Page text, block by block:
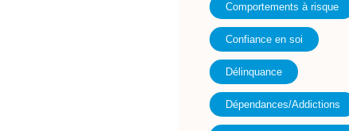
Comportements à risque
Confiance en soi
Délinquance
Dépendances/Addictions